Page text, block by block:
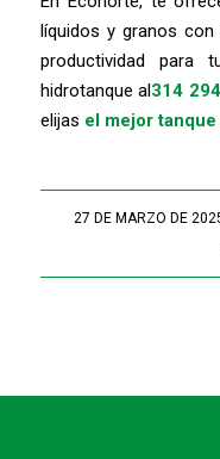
líquidos y granos
productividad para
hidrotanque al 314
elijas el mejor
27 DE MARZO DE
/